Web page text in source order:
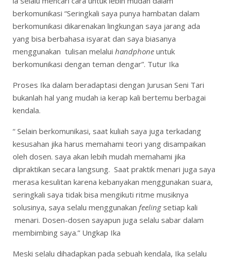
berkomunikasi “Seringkali saya punya hambatan dalam
berkomunikasi dikarenakan lingkungan saya jarang ada
yang bisa berbahasa isyarat dan saya biasanya
menggunakan tulisan melalui handphone untuk
berkomunikasi dengan teman dengar”. Tutur Ika
Proses Ika dalam beradaptasi dengan Jurusan Seni Tari
bukanlah hal yang mudah ia kerap kali bertemu berbagai
kendala.
“ Selain berkomunikasi, saat kuliah saya juga terkadang
kesusahan jika harus memahami teori yang disampaikan
oleh dosen. saya akan lebih mudah memahami jika
dipraktikan secara langsung. Saat praktik menari juga saya
merasa kesulitan karena kebanyakan menggunakan suara,
seringkali saya tidak bisa mengikuti ritme musiknya
solusinya, saya selalu menggunakan feelingsetiap kali
menari. Dosen-dosen sayapun juga selalu sabar dalam
membimbing saya.” Ungkap Ika
Meski selalu dihadapkan pada sebuah kendala, Ika selalu